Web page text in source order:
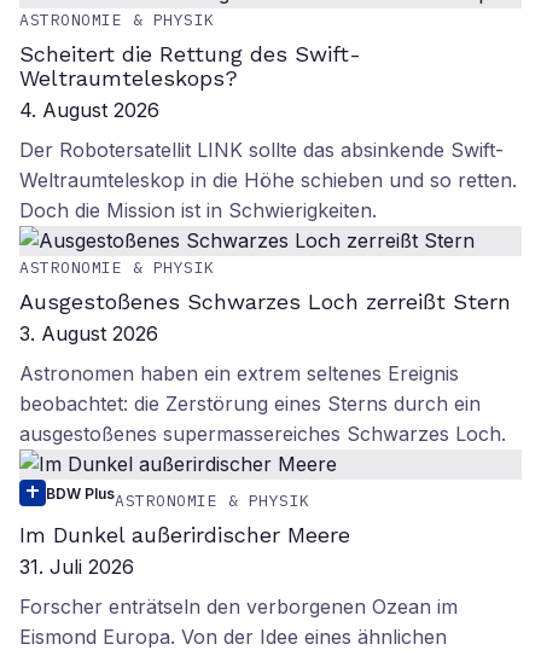
ASTRONOMIE & PHYSIK
Scheitert die Rettung des Swift-
Weltraumteleskops?
4. August 2026
Der Robotersatellit LINK sollte das absinkende Swift-
Weltraumteleskop in die Höhe schieben und so retten.
Doch die Mission ist in Schwierigkeiten.
ASTRONOMIE & PHYSIK
Ausgestoßenes Schwarzes Loch zerreißt Stern
3. August 2026
Astronomen haben ein extrem seltenes Ereignis
beobachtet: die Zerstörung eines Sterns durch ein
ausgestoßenes supermassereiches Schwarzes Loch.
BDW PlusASTRONOMIE & PHYSIK
Im Dunkel außerirdischer Meere
31. Juli 2026
Forscher enträtseln den verborgenen Ozean im
Eismond Europa. Von der Idee eines ähnlichen